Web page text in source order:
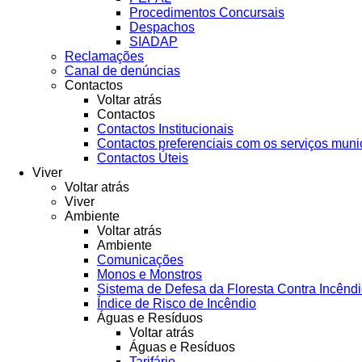
Procedimentos Concursais
Despachos
SIADAP
Reclamações
Canal de denúncias
Contactos
Voltar atrás
Contactos
Contactos Institucionais
Contactos preferenciais com os serviços
Contactos Úteis
Viver
Voltar atrás
Viver
Ambiente
Voltar atrás
Ambiente
Comunicações
Monos e Monstros
Sistema de Defesa da Floresta Contra
Índice de Risco de Incêndio
Águas e Resíduos
Voltar atrás
Águas e Resíduos